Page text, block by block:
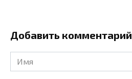
Добавить комментарий
Имя
*